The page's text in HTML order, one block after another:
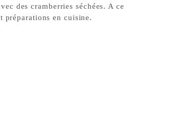
des cramberries séchées. A ce
préparations en cuisine.